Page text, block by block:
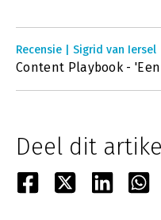
Recensie | Sigrid van Iersel
Content Playbook -
Deel dit